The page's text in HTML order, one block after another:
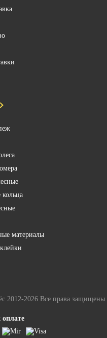
материалы
2012-2026 Все права защищены.